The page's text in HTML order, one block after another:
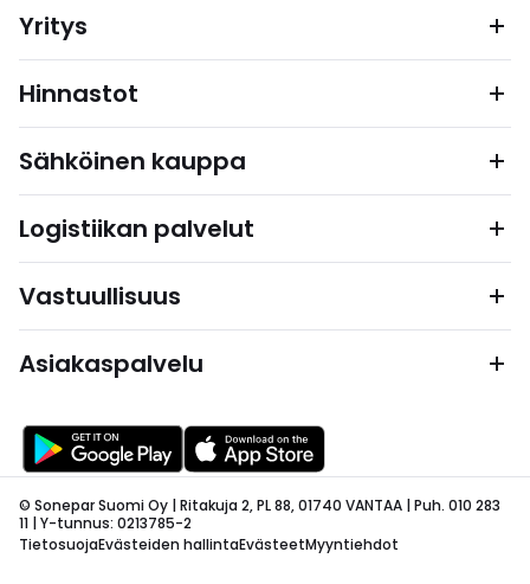
Yritys
Hinnastot
Sähköinen kauppa
Logistiikan palvelut
Vastuullisuus
Asiakaspalvelu
© Sonepar Suomi Oy | Ritakuja 2, PL 88, 01740 VANTAA | Puh. 010 283
11 | Y-tunnus: 0213785-2
TietosuojaEvästeiden hallintaEvästeetMyyntiehdot